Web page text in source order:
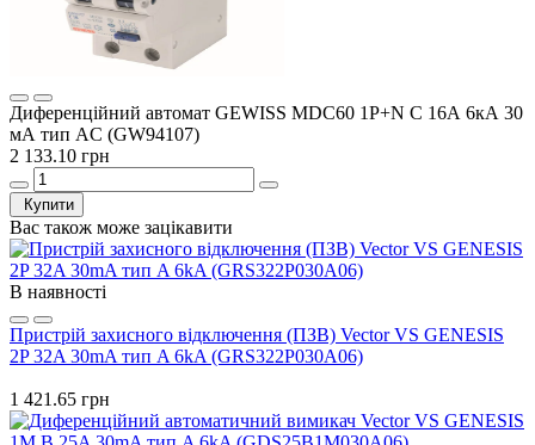
Диференційний автомат GEWISS MDC60 1P+N C 16А 6кА 30
мА тип AC (GW94107)
2 133.10 грн
Купити
Вас також може зацікавити
В наявності
Пристрій захисного відключення (ПЗВ) Vector VS GENESIS
2P 32A 30mA тип A 6kA (GRS322P030A06)
1 421.65 грн